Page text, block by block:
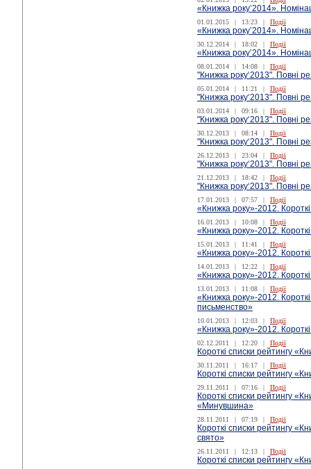
«Книжка року’2014».
01.01.2015 | 13:23 | Події
«Книжка року’2014».
30.12.2014 | 18:02 | Події
«Книжка року’2014».
08.01.2014 | 14:08 | Події
"Книжка року‘2013". Повні
05.01.2014 | 11:21 | Події
"Книжка року‘2013". Повні
03.01.2014 | 09:16 | Події
"Книжка року‘2013". Повні
30.12.2013 | 08:14 | Події
"Книжка року‘2013". Повні
26.12.2013 | 23:04 | Події
"Книжка року‘2013". Повні
21.12.2013 | 18:42 | Події
"Книжка року‘2013". Повні
17.01.2013 | 07:57 | Події
«Книжка року»-2012.
16.01.2013 | 10:08 | Події
«Книжка року»-2012.
15.01.2013 | 11:41 | Події
«Книжка року»-2012.
14.01.2013 | 12:22 | Події
«Книжка року»-2012.
13.01.2013 | 11:08 | Події
«Книжка року»-2012.
письменство»
10.01.2013 | 12:03 | Події
«Книжка року»-2012.
02.12.2011 | 12:20 | Події
Короткі списки рейтингу
30.11.2011 | 16:17 | Події
Короткі списки рейтингу
29.11.2011 | 07:16 | Події
Короткі списки рейтингу
«Минувшина»
28.11.2011 | 07:19 | Події
Короткі списки рейтингу
свято»
26.11.2011 | 12:13 | Події
Короткі списки рейтингу